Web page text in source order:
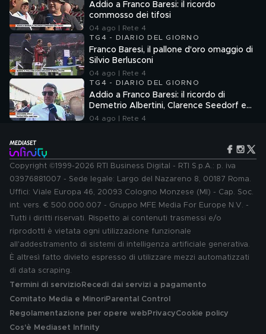
Addio a Franco Baresi: il ricordo
commosso dei tifosi
04 ago | Rete 4
TG4 - DIARIO DEL GIORNO
Franco Baresi, il pallone d'oro omaggio di
Silvio Berlusconi
04 ago | Rete 4
TG4 - DIARIO DEL GIORNO
Addio a Franco Baresi: il ricordo di
Demetrio Albertini, Clarence Seedorf e
Giovanni Galli
04 ago | Rete 4
Copyright ©1999-2026 RTI Business Digital - RTI S.p.A.: p. iva
03976881007 - Sede legale: Largo del Nazareno 8, 00187 Roma.
Uffici: Viale Europa 46, 20093 Cologno Monzese (MI) - Cap. Soc.
int. vers. € 500.000.007 - Gruppo MFE Media For Europe N.V. -
Tutti i diritti riservati. Rispetto ai contenuti trasmessi e/o
riprodotti è vietata ogni utilizzazione funzionale
all'addestramento di sistemi di intelligenza artificiale generativa.
È altresì fatto divieto espresso di utilizzare mezzi automatizzati
di data scraping.
Termini di servizio Recedi dai servizi a pagamento
Comitato Media e MinoriParental Control
Regolamentazione per opere web PrivacyCookie policy
Cos'è Mediaset Infinity